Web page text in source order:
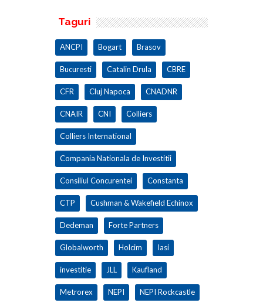
Taguri
ANCPI Bogart Brasov
Bucuresti Catalin Drula CBRE
CFR Cluj Napoca CNADNR
CNAIR CNI Colliers
Colliers International
Compania Nationala de Investitii
Consiliul Concurentei Constanta
CTP Cushman & Wakefield Echinox
Dedeman Forte Partners
Globalworth Holcim Iasi
investitie JLL Kaufland
Metrorex NEPI NEPI Rockcastle